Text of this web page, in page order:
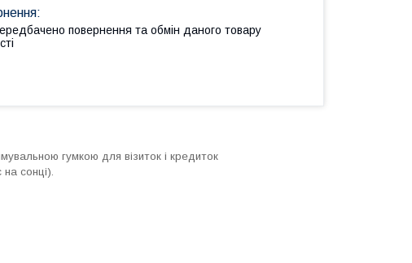
повернення та обмін даного товару
гумкою для візиток і кредиток
сонці).